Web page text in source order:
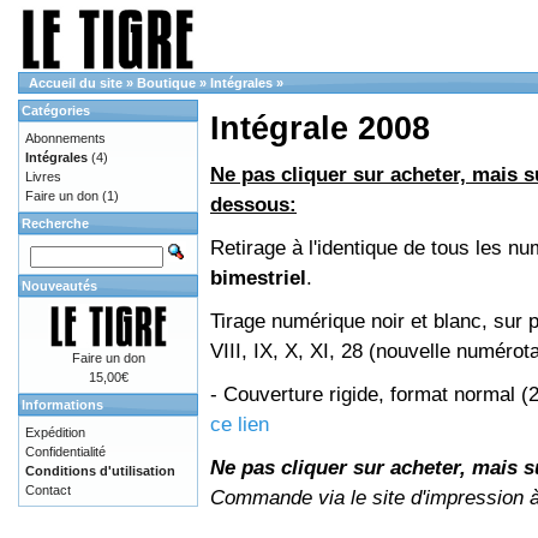
Accueil du site » Boutique » Intégrales »
Intégrale 2008
Ne pas cliquer sur acheter, mais
dessous:
Retirage à l'identique de tous les
bimestriel.
Tirage numérique noir et blanc, sur
VIII, IX, X, XI, 28 (nouvelle
- Couverture rigide, format normal
ce lien
Ne pas cliquer sur acheter, mais
Commande via le site d'impression
Catégories
Abonnements
Intégrales (4)
Livres
Faire un don (1)
Recherche
Nouveautés
Faire un don
15,00€
Informations
Expédition
Confidentialité
Conditions d'utilisation
Contact